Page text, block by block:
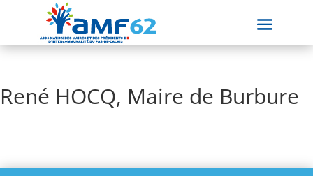
René HOCQ, Maire de Burbure